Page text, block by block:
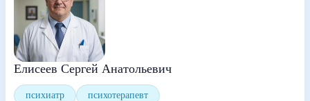
Елисеев Сергей Анатольевич
психиатр психотерапевт